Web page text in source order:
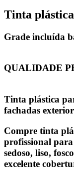
Tinta
Grade incluída
QUALIDADE
Tinta plástica
fachadas
Compre tinta
profissional
sedoso, liso,
excelente